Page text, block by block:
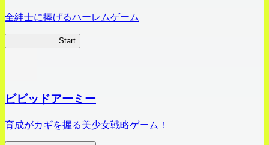
全紳士に捧げるハーレムゲーム
Start
ビビッドアーミー
育成がカギを握る美少女戦略ゲーム！